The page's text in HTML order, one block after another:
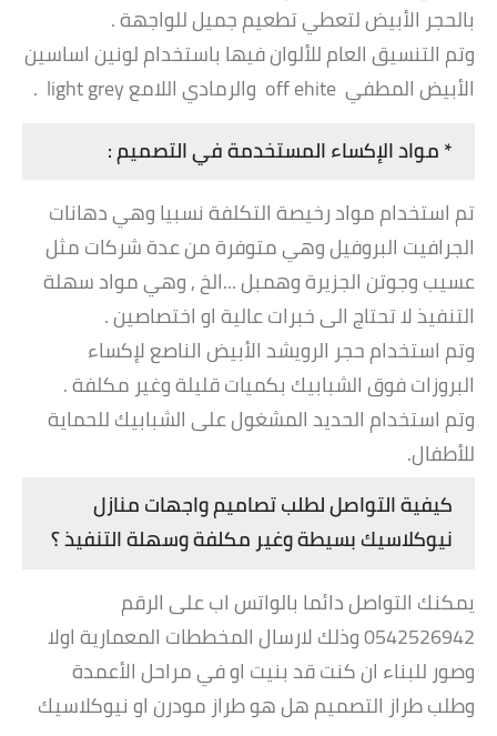
بالحجر الأبيض لتعطي تطعيم جميل للواجهة .
وتم التنسيق العام للألوان فيها باستخدام لونين اساسين
الأبيض المطفي off ehite والرمادي اللامع light grey .
* مواد الإكساء المستخدمة في التصميم :
تم استخدام مواد رخيصة التكلفة نسبيا وهي دهانات
الجرافيت البروفيل وهي متوفرة من عدة شركات مثل
عسيب وجوتن الجزيرة وهمبل ...الخ , وهي مواد سهلة
التنفيذ لا تحتاج الى خبرات عالية او اختصاصين .
وتم استخدام حجر الرويشد الأبيض الناصع لإكساء
البروزات فوق الشبابيك بكميات قليلة وغير مكلفة .
وتم استخدام الحديد المشغول على الشبابيك للحماية
للأطفال.
كيفية التواصل لطلب تصاميم واجهات منازل
نيوكلاسيك بسيطة وغير مكلفة وسهلة التنفيذ ؟
يمكنك التواصل دائما بالواتس اب على الرقم
0542526942 وذلك لارسال المخططات المعمارية اولا
وصور للبناء ان كنت قد بنيت او في مراحل الأعمدة
وطلب طراز التصميم هل هو طراز مودرن او نيوكلاسيك